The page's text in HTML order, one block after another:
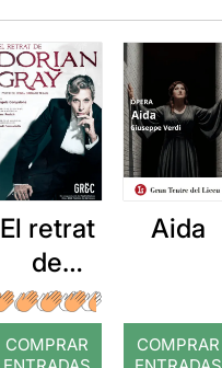
El retrat
de
Dorian
Gray
COMPRAR
Aida
COMPRAR